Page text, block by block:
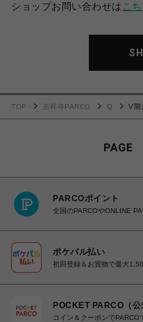
ショップお問い合わせは こ
TOP 吉祥寺PARCO Q V開
PARCOポイント
全国のPARCOやONLINE
ポケパル払い
初回登録＆お買物で最大
POCKET PARCO（公
コイン＆クーポンでPARCO